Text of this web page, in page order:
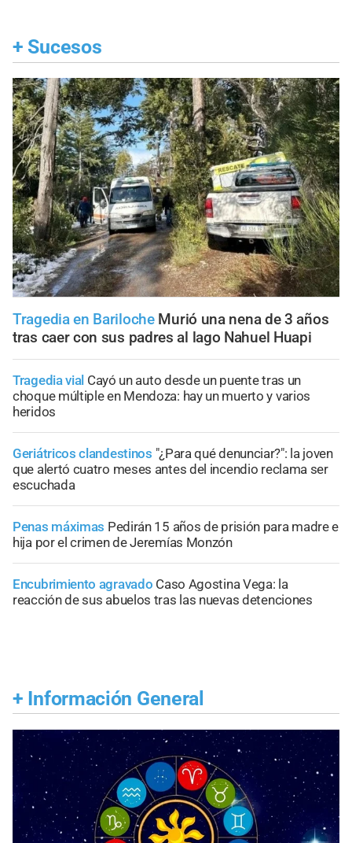
+ Sucesos
Tragedia en Bariloche Murió una nena de 3 años
tras caer con sus padres al lago Nahuel Huapi
Tragedia vial Cayó un auto desde un puente tras un
choque múltiple en Mendoza: hay un muerto y varios
heridos
Geriátricos clandestinos "¿Para qué denunciar?": la joven
que alertó cuatro meses antes del incendio reclama ser
escuchada
Penas máximas Pedirán 15 años de prisión para madre e
hija por el crimen de Jeremías Monzón
Encubrimiento agravado Caso Agostina Vega: la
reacción de sus abuelos tras las nuevas detenciones
+ Información General